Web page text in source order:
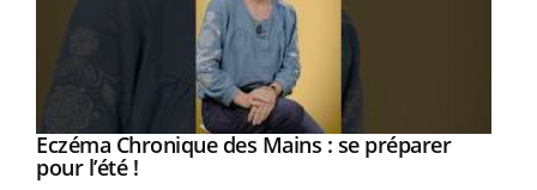
Youtube
Eczéma Chronique des Mains : se préparer
pour l’été !Youtube